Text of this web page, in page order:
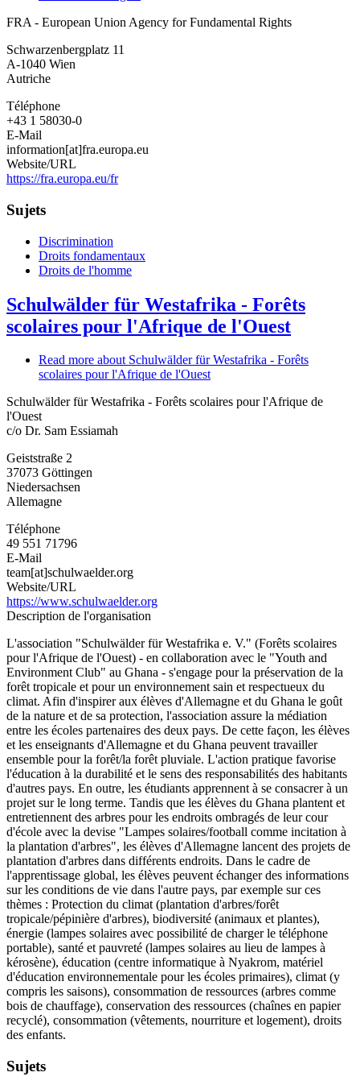
FRA - European Union Agency for Fundamental Rights
Schwarzenbergplatz 11
A-1040 Wien
Autriche
Téléphone
+43 1 58030-0
E-Mail
information[at]fra.europa.eu
Website/URL
https://fra.europa.eu/fr
Sujets
Discrimination
Droits fondamentaux
Droits de l'homme
Schulwälder für Westafrika - Forêts
scolaires pour l'Afrique de l'Ouest
Read more about Schulwälder für Westafrika - Forêts
scolaires pour l'Afrique de l'Ouest
Schulwälder für Westafrika - Forêts scolaires pour l'Afrique de
l'Ouest
c/o Dr. Sam Essiamah
Geiststraße 2
37073 Göttingen
Niedersachsen
Allemagne
Téléphone
49 551 71796
E-Mail
team[at]schulwaelder.org
Website/URL
https://www.schulwaelder.org
Description de l'organisation
L'association "Schulwälder für Westafrika e. V." (Forêts scolaires
pour l'Afrique de l'Ouest) - en collaboration avec le "Youth and
Environment Club" au Ghana - s'engage pour la préservation de la
forêt tropicale et pour un environnement sain et respectueux du
climat. Afin d'inspirer aux élèves d'Allemagne et du Ghana le goût
de la nature et de sa protection, l'association assure la médiation
entre les écoles partenaires des deux pays. De cette façon, les élèves
et les enseignants d'Allemagne et du Ghana peuvent travailler
ensemble pour la forêt/la forêt pluviale. L'action pratique favorise
l'éducation à la durabilité et le sens des responsabilités des habitants
d'autres pays. En outre, les étudiants apprennent à se consacrer à un
projet sur le long terme. Tandis que les élèves du Ghana plantent et
entretiennent des arbres pour les endroits ombragés de leur cour
d'école avec la devise "Lampes solaires/football comme incitation à
la plantation d'arbres", les élèves d'Allemagne lancent des projets de
plantation d'arbres dans différents endroits. Dans le cadre de
l'apprentissage global, les élèves peuvent échanger des informations
sur les conditions de vie dans l'autre pays, par exemple sur ces
thèmes : Protection du climat (plantation d'arbres/forêt
tropicale/pépinière d'arbres), biodiversité (animaux et plantes),
énergie (lampes solaires avec possibilité de charger le téléphone
portable), santé et pauvreté (lampes solaires au lieu de lampes à
kérosène), éducation (centre informatique à Nyakrom, matériel
d'éducation environnementale pour les écoles primaires), climat (y
compris les saisons), consommation de ressources (arbres comme
bois de chauffage), conservation des ressources (chaînes en papier
recyclé), consommation (vêtements, nourriture et logement), droits
des enfants.
Sujets